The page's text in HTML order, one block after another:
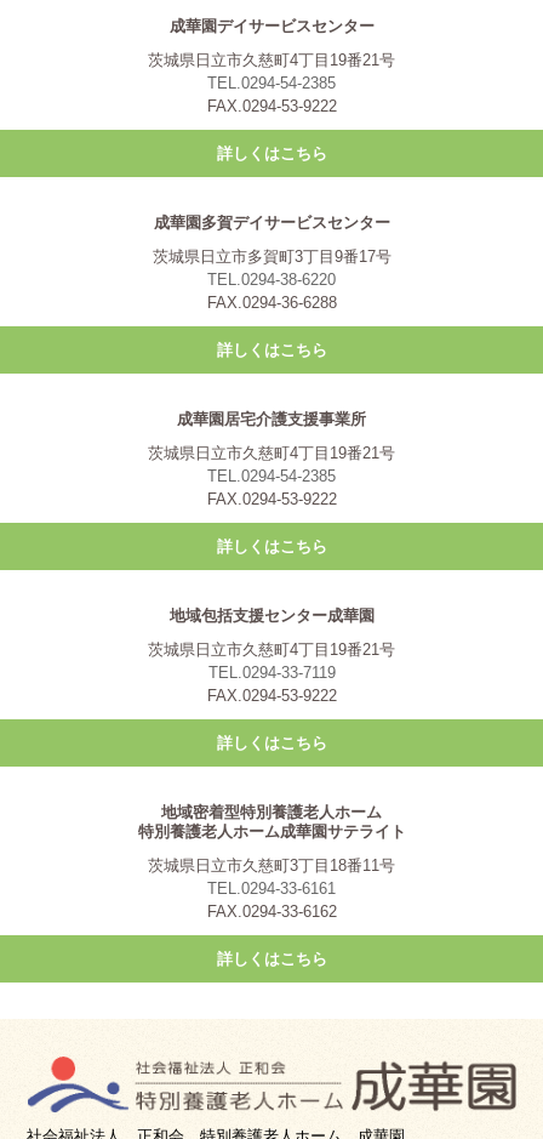
成華園デイサービスセンター
茨城県日立市久慈町4丁目19番21号
TEL.0294-54-2385
FAX.0294-53-9222
詳しくはこちら
成華園多賀デイサービスセンター
茨城県日立市多賀町3丁目9番17号
TEL.0294-38-6220
FAX.0294-36-6288
詳しくはこちら
成華園居宅介護支援事業所
茨城県日立市久慈町4丁目19番21号
TEL.0294-54-2385
FAX.0294-53-9222
詳しくはこちら
地域包括支援センター成華園
茨城県日立市久慈町4丁目19番21号
TEL.0294-33-7119
FAX.0294-53-9222
詳しくはこちら
地域密着型特別養護老人ホーム
特別養護老人ホーム成華園サテライト
茨城県日立市久慈町3丁目18番11号
TEL.0294-33-6161
FAX.0294-33-6162
詳しくはこちら